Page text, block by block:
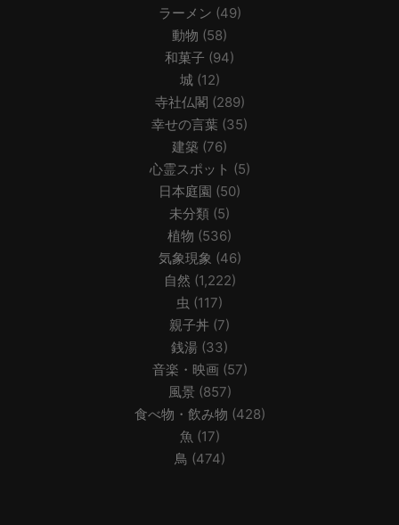
ラーメン (49)
動物 (58)
和菓子 (94)
城(12)
寺社仏閣 (289)
幸せの言葉 (35)
建築 (76)
心霊スポット (5)
日本庭園 (50)
未分類 (5)
植物 (536)
気象現象 (46)
自然 (1,222)
虫 (117)
親子丼 (7)
銭湯 (33)
音楽・映画 (57)
風景(857)
食べ物・飲み物 (428)
魚 (17)
鳥 (474)